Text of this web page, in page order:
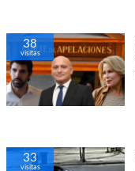
38
visitas
33
visitas